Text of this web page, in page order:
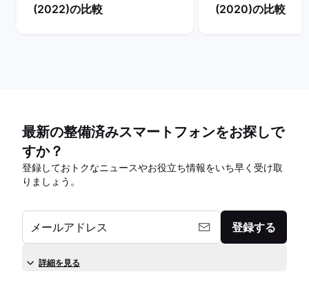
(2022)の比較
(2020)の比較
最新の整備済みスマートフォンをお探しで
すか？
登録しておトクなニュースやお役立ち情報をいち早く受け取
りましょう。
メールアドレス 登録する
詳細を見る